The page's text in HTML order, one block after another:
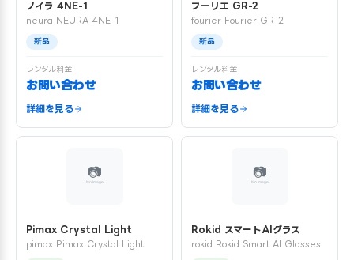
ノイラ 4NE-1
neura NEURA 4NE-1
新品
レンタル料金
お問い合わせ
詳細を見る
フーリエ GR-2
fourier Fourier GR-2
新品
レンタル料金
お問い合わせ
詳細を見る
Pimax Crystal Light
pimax Pimax Crystal Light
Rokid スマートAIグラス
rokid Rokid Smart AI Glasses